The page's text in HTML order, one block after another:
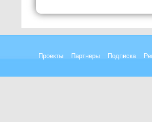
Проекты Партнеры Подписка